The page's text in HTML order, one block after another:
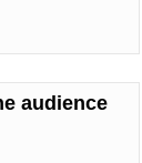
audience